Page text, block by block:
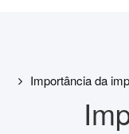
Importância da